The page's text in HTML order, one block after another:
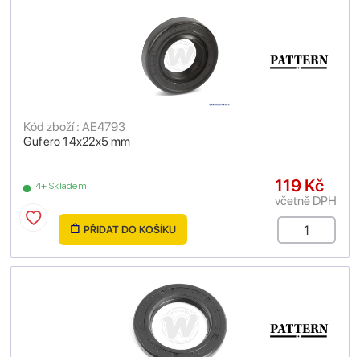
Gufero 14x22x5 mm
Kód zboží : AE4793
4+ Skladem 119 Kč
včetně DPH
PŘIDAT DO KOŠÍKU